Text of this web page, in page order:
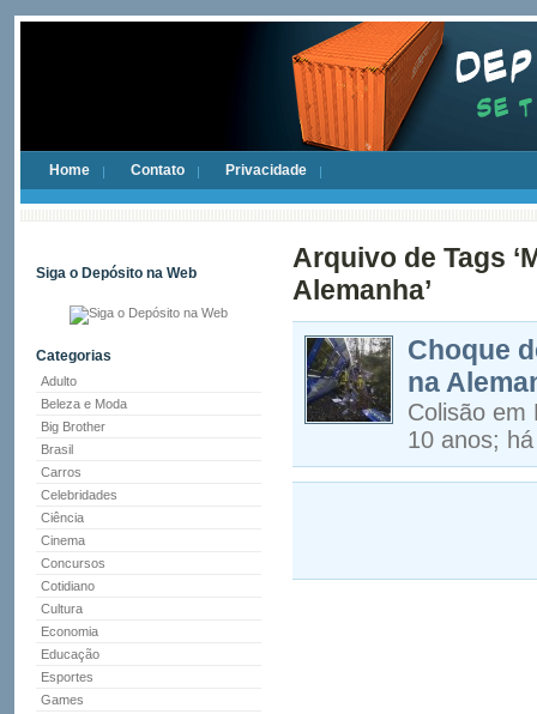
Home Contato Privacidade
Siga o Depósito na Web
Categorias
Adulto
Beleza e Moda
Big Brother
Brasil
Carros
Celebridades
Ciência
Cinema
Concursos
Cotidiano
Cultura
Economia
Educação
Esportes
Games
Arquivo de Tags
Alemanha’
Choque
na
Colisão em
10 anos;